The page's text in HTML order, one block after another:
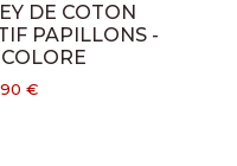
DE COTON
PAPILLONS -
€